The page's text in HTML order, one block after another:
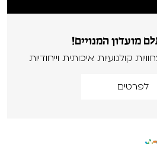
מועדון המנויים!
קולנועיות איכותית וייחודיות
לפרטים